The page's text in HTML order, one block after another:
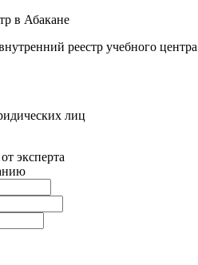
в Абакане
реестр учебного центра
лиц
эксперта